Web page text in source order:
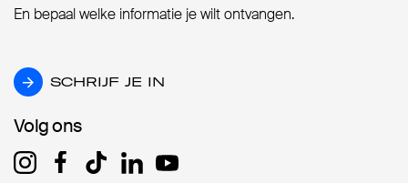
En bepaal welke informatie je wilt ontvangen.
SCHRIJF JE IN
SCHRIJF JE IN
Volg ons
Volg ons